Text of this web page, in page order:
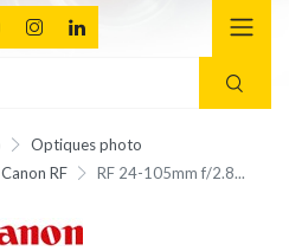
Optiques photo
RF
RF 24-105mm f/2.8...